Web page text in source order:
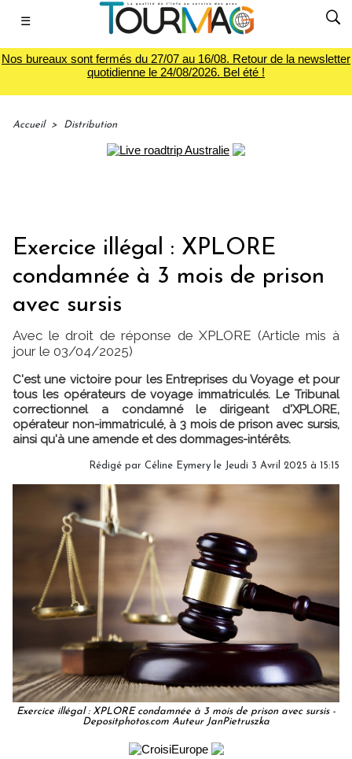
☰
Nos bureaux sont fermés du 27/07 au 16/08. Retour de la newsletter
quotidienne le 24/08/2026. Bel été !
Accueil > Distribution
Exercice illégal : XPLORE
condamnée à 3 mois de prison
avec sursis
Avec le droit de réponse de XPLORE (Article mis à
jour le 03/04/2025)
C'est une victoire pour les Entreprises du Voyage et pour
tous les opérateurs de voyage immatriculés. Le Tribunal
correctionnel a condamné le dirigeant d'XPLORE,
opérateur non-immatriculé, à 3 mois de prison avec sursis,
ainsi qu'à une amende et des dommages-intérêts.
Rédigé par Céline Eymery le Jeudi 3 Avril 2025 à 15:15
Exercice illégal : XPLORE condamnée à 3 mois de prison avec sursis -
Depositphotos.com Auteur JanPietruszka